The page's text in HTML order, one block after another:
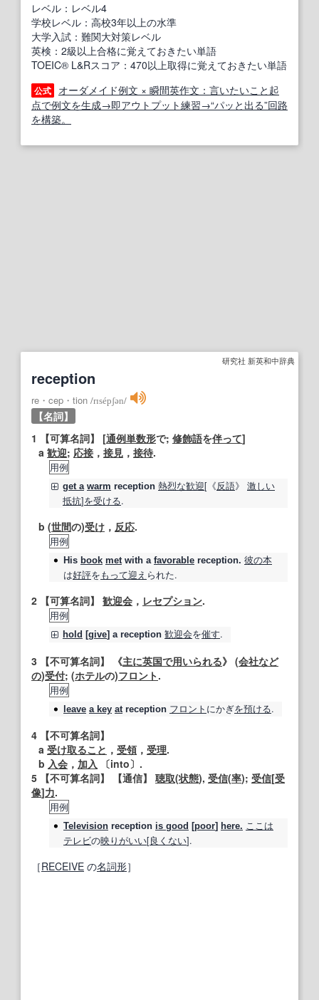
レベル：レベル4
学校レベル：高校3年以上の水準
大学入試：難関大対策レベル
英検：2級以上合格に覚えておきたい単語
TOEIC® L&Rスコア：470以上取得に覚えておきたい単語
公式
オーダメイド例文 × 瞬間英作文：言いたいこと起
点で例文を生成→即アウトプット練習→“パッと出る”回路
を構築。
研究社 新英和中辞典
reception
re・cep・tion /rɪsépʃən/
【名詞】
1
【可算名詞】 [通例単数形で; 修飾語を伴って]
a 歓迎; 応接 ， 接見 ， 接待.
用例
get a warm reception 熱烈な歓迎[《反語》 激しい
抵抗]を受ける.
b (世間の)受け ， 反応.
用例
His book metwith a favorable reception. 彼の本
は好評をもって迎え られた.
2 【可算名詞】 歓迎会 ， レセプション.
用例
hold [give] a reception 歓迎会を催す.
3 【不可算名詞】 《主に英国で用いられる》 (会社など
の)受付; (ホテルの)フロント.
用例
leave a key at reception フロント にかぎを預ける.
4 【不可算名詞】
a 受け取ること ， 受領 ， 受理.
b 入会 ， 加入 〔into〕.
5 【不可算名詞】 【通信】 聴取(状態), 受信(率); 受信[受
像]力.
用例
Television reception is good [poor] here. ここは
テレビの映りがいい[良くない].
［RECEIVE の名詞形］